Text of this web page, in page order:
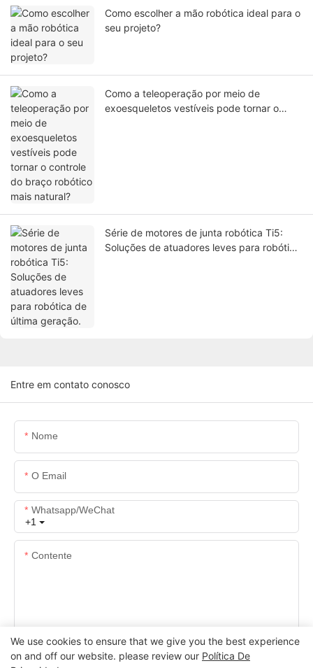
Como escolher a mão robótica ideal para o
seu projeto?
Como a teleoperação por meio de
exoesqueletos vestíveis pode tornar o
Série de motores de junta robótica Ti5:
Soluções de atuadores leves para robótica
Entre em contato conosco
Nome
O Email
+1
Whatsapp/WeChat
Contente
ENVIAR INQUÉRITO AGORA
We use cookies to ensure that we give you the best experience
on and off our website. please review our Política De